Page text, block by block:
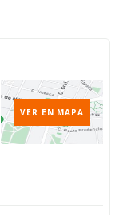
VER EN MAPA